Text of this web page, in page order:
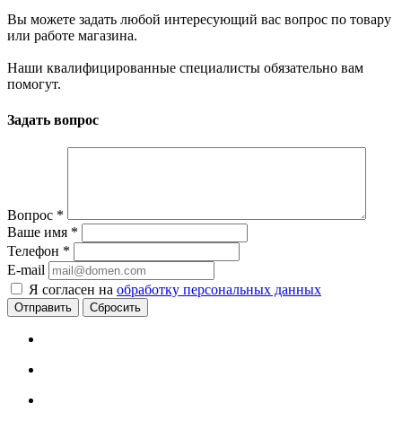
Вы можете задать любой интересующий вас вопрос по товару
или работе магазина.
Наши квалифицированные специалисты обязательно вам
помогут.
Задать вопрос
Вопрос *
Ваше имя *
Телефон *
E-mail
Я согласен на обработку персональных данных
Сбросить